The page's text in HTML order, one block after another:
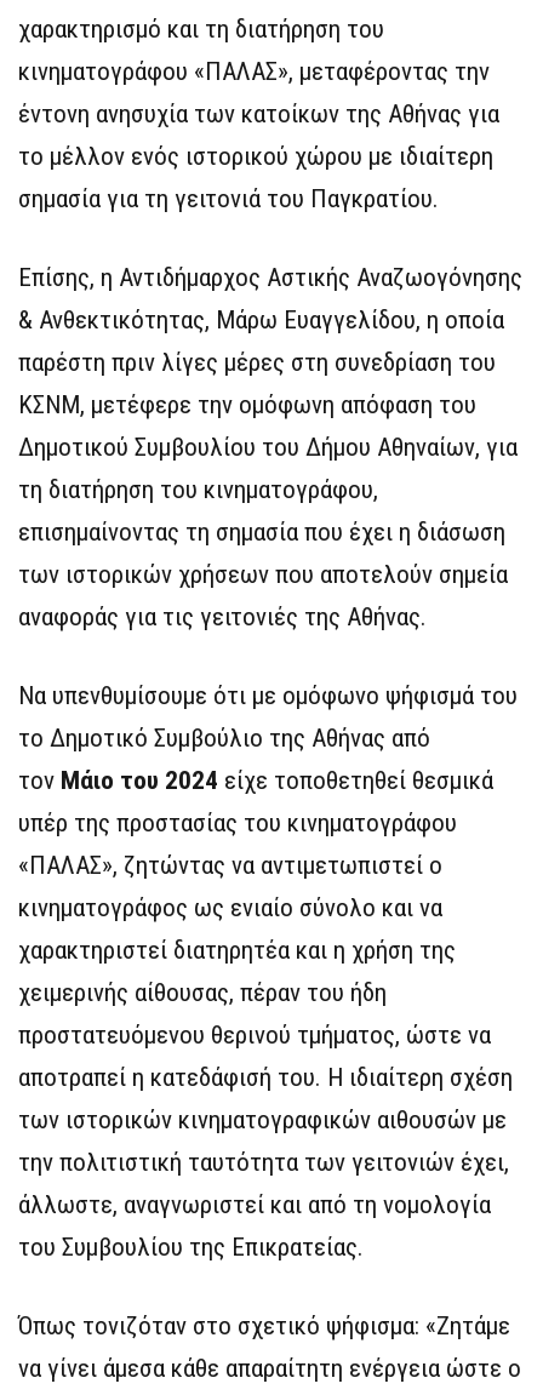
χαρακτηρισμό και τη διατήρηση του
κινηματογράφου «ΠΑΛΑΣ», μεταφέροντας την
έντονη ανησυχία των κατοίκων της Αθήνας για
το μέλλον ενός ιστορικού χώρου με ιδιαίτερη
σημασία για τη γειτονιά του Παγκρατίου.
Επίσης, η Αντιδήμαρχος Αστικής Αναζωογόνησης
& Ανθεκτικότητας, Μάρω Ευαγγελίδου, η οποία
παρέστη πριν λίγες μέρες στη συνεδρίαση του
ΚΣΝΜ, μετέφερε την ομόφωνη απόφαση του
Δημοτικού Συμβουλίου του Δήμου Αθηναίων, για
τη διατήρηση του κινηματογράφου,
επισημαίνοντας τη σημασία που έχει η διάσωση
των ιστορικών χρήσεων που αποτελούν σημεία
αναφοράς για τις γειτονιές της Αθήνας.
Να υπενθυμίσουμε ότι με ομόφωνο ψήφισμά του
το Δημοτικό Συμβούλιο της Αθήνας από
τον Μάιο του 2024 είχε τοποθετηθεί θεσμικά
υπέρ της προστασίας του κινηματογράφου
«ΠΑΛΑΣ», ζητώντας να αντιμετωπιστεί ο
κινηματογράφος ως ενιαίο σύνολο και να
χαρακτηριστεί διατηρητέα και η χρήση της
χειμερινής αίθουσας, πέραν του ήδη
προστατευόμενου θερινού τμήματος, ώστε να
αποτραπεί η κατεδάφισή του. Η ιδιαίτερη σχέση
των ιστορικών κινηματογραφικών αιθουσών με
την πολιτιστική ταυτότητα των γειτονιών έχει,
άλλωστε, αναγνωριστεί και από τη νομολογία
του Συμβουλίου της Επικρατείας.
Όπως τονιζόταν στο σχετικό ψήφισμα: «Ζητάμε
να γίνει άμεσα κάθε απαραίτητη ενέργεια ώστε ο